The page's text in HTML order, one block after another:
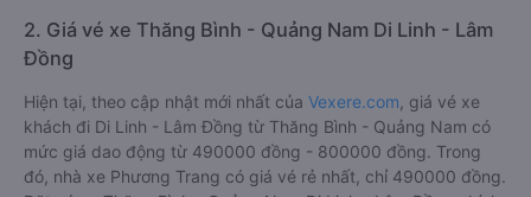
2. Giá vé xe Thăng Bình - Quảng Nam Di Linh - Lâm
Đồng
Hiện tại, theo cập nhật mới nhất của Vexere.com , giá vé xe
khách đi Di Linh - Lâm Đồng từ Thăng Bình - Quảng Nam có
mức giá dao động từ 490000 đồng - 800000 đồng. Trong
đó, nhà xe Phương Trang có giá vé rẻ nhất, chỉ 490000 đồng.